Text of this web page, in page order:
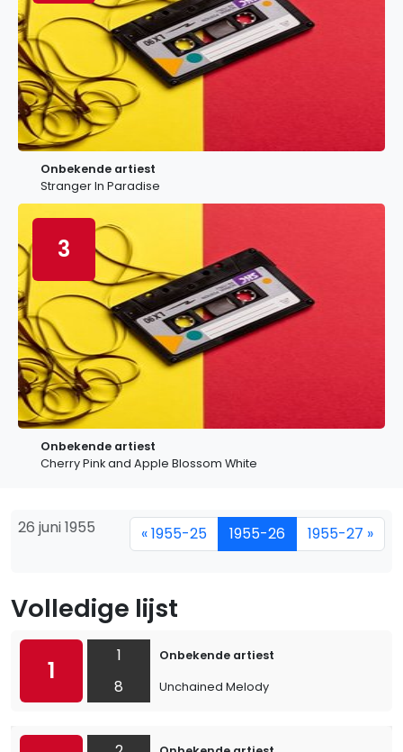
Onbekende artiest
Stranger In Paradise
3
Onbekende artiest
Cherry Pink and Apple Blossom White
26 juni 1955 « 1955-25 1955-26 1955-27 »
Volledige lijst
1
1
8
Onbekende artiest
Unchained Melody